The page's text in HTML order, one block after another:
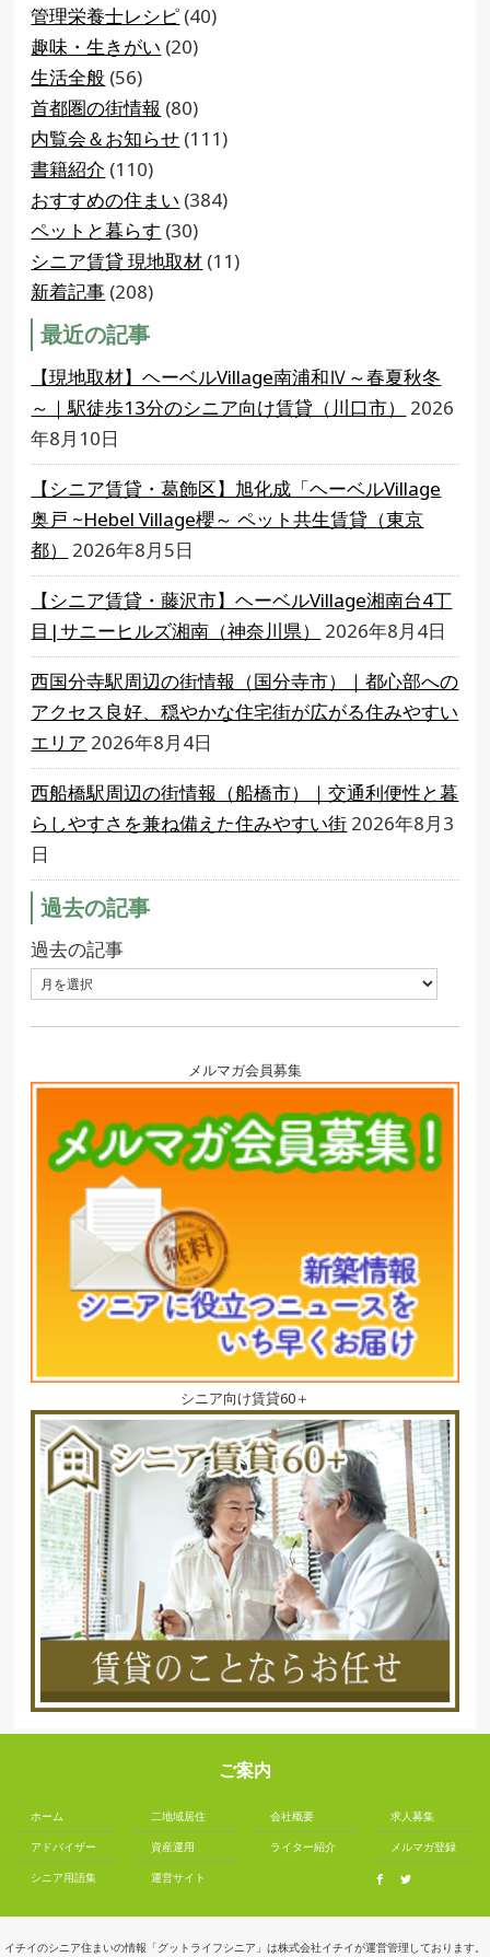
管理栄養士レシピ (40)
趣味・生きがい (20)
生活全般 (56)
首都圏の街情報 (80)
内覧会＆お知らせ (111)
書籍紹介 (110)
おすすめの住まい (384)
ペットと暮らす (30)
シニア賃貸 現地取材 (11)
新着記事 (208)
最近の記事
【現地取材】ヘーベルVillage南浦和Ⅳ～春夏秋冬
～｜駅徒歩13分のシニア向け賃貸（川口市）
2026
年8月10日
【シニア賃貸・葛飾区】旭化成「ヘーベルVillage
奥戸 ~Hebel Village櫻～ ペット共生賃貸（東京
都）
2026年8月5日
【シニア賃貸・藤沢市】ヘーベルVillage湘南台4丁
目|サニーヒルズ湘南（神奈川県）
2026年8月4日
西国分寺駅周辺の街情報（国分寺市）｜都心部への
アクセス良好、穏やかな住宅街が広がる住みやすい
エリア 2026年8月4日
西船橋駅周辺の街情報（船橋市）｜交通利便性と暮
らしやすさを兼ね備えた住みやすい街 2026年8月3
日
過去の記事
過去の記事
メルマガ会員募集
シニア向け賃貸60＋
ご案内
ホーム
アドバイザー
シニア用語集
二地域居住
資産運用
運営サイト
会社概要
ライター紹介
求人募集
メルマガ登録
イチイのシニア住まいの情報「グットライフシニア」は株式会社イチイが運営管理しております。